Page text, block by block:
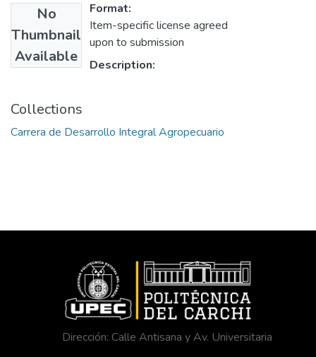
No
Thumbnail
Available
Format:
Item-specific license agreed
upon to submission
Description:
Collections
Carrera de Desarrollo Integral Agropecuario
Dirección: Calle Antisana y Av. Universitaria